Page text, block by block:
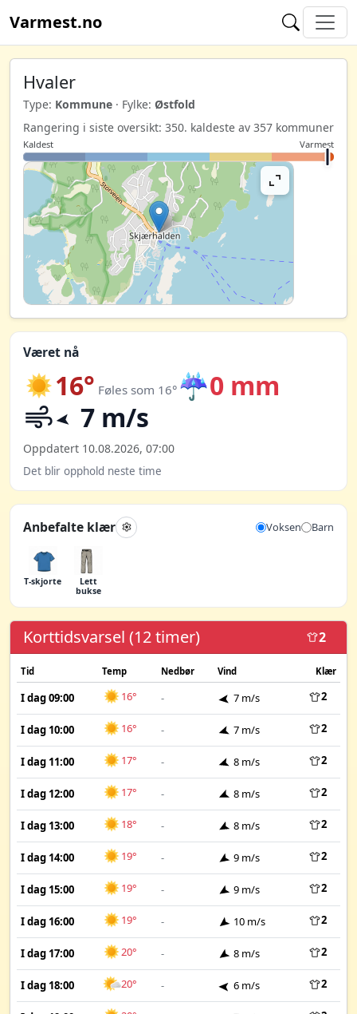
Varmest.no
Hvaler
Type: Kommune · Fylke: Østfold
Rangering i siste oversikt: 350. kaldeste av 357 kommuner
Kaldest Varmest
Været nå
16° Føles som 16° ☔0 mm
7 m/s
Oppdatert 10.08.2026, 07:00
Det blir opphold neste time
Anbefalte klær Voksen Barn
T-skjorte
Lett
bukse
Korttidsvarsel (12 timer) 2
Tid Temp Nedbør Vind Klær
I dag 09:00 16° - 7 m/s 2
I dag 10:00 16° - 7 m/s 2
I dag 11:00 17° - 8 m/s 2
I dag 12:00 17° - 8 m/s 2
I dag 13:00 18° - 8 m/s 2
I dag 14:00 19° - 9 m/s 2
I dag 15:00 19° - 9 m/s 2
I dag 16:00 19° - 10 m/s 2
I dag 17:00 20° - 8 m/s 2
I dag 18:00 20° - 6 m/s 2